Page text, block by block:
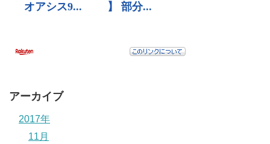
アーカイブ
2017年
11月